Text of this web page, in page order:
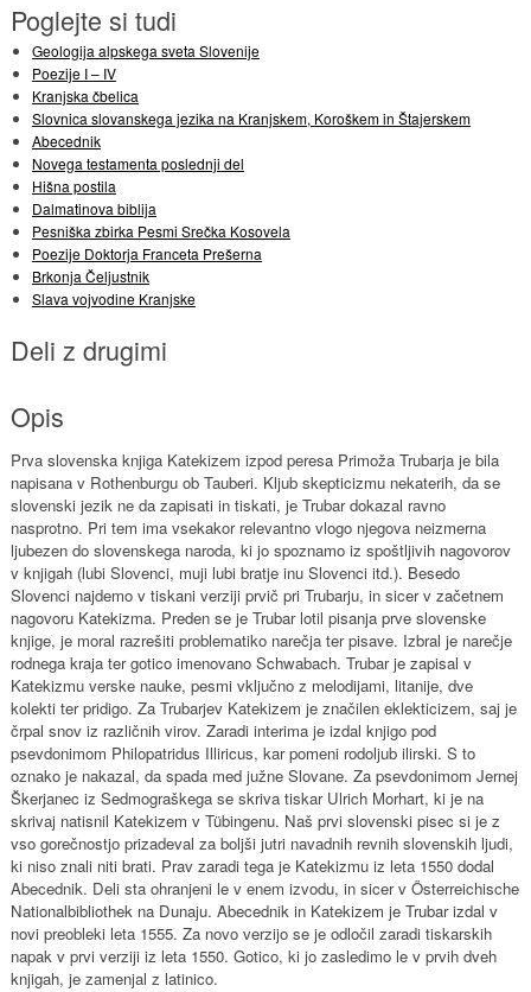
Poglejte si tudi
Geologija alpskega sveta Slovenije
Poezije I – IV
Kranjska čbelica
Slovnica slovanskega jezika na Kranjskem, Koroškem in Štajerskem
Abecednik
Novega testamenta poslednji del
Hišna postila
Dalmatinova biblija
Pesniška zbirka Pesmi Srečka Kosovela
Poezije Doktorja Franceta Prešerna
Brkonja Čeljustnik
Slava vojvodine Kranjske
Deli z drugimi
Opis
Prva slovenska knjiga Katekizem izpod peresa Primoža Trubarja je bila
napisana v Rothenburgu ob Tauberi. Kljub skepticizmu nekaterih, da se
slovenski jezik ne da zapisati in tiskati, je Trubar dokazal ravno
nasprotno. Pri tem ima vsekakor relevantno vlogo njegova neizmerna
ljubezen do slovenskega naroda, ki jo spoznamo iz spoštljivih nagovorov
v knjigah (lubi Slovenci, muji lubi bratje inu Slovenci itd.). Besedo
Slovenci najdemo v tiskani verziji prvič pri Trubarju, in sicer v začetnem
nagovoru Katekizma. Preden se je Trubar lotil pisanja prve slovenske
knjige, je moral razrešiti problematiko narečja ter pisave. Izbral je narečje
rodnega kraja ter gotico imenovano Schwabach. Trubar je zapisal v
Katekizmu verske nauke, pesmi vključno z melodijami, litanije, dve
kolekti ter pridigo. Za Trubarjev Katekizem je značilen eklekticizem, saj je
črpal snov iz različnih virov. Zaradi interima je izdal knjigo pod
psevdonimom Philopatridus Illiricus, kar pomeni rodoljub ilirski. S to
oznako je nakazal, da spada med južne Slovane. Za psevdonimom Jernej
Škerjanec iz Sedmograškega se skriva tiskar Ulrich Morhart, ki je na
skrivaj natisnil Katekizem v Tübingenu. Naš prvi slovenski pisec si je z
vso gorečnostjo prizadeval za boljši jutri navadnih revnih slovenskih ljudi,
ki niso znali niti brati. Prav zaradi tega je Katekizmu iz leta 1550 dodal
Abecednik. Deli sta ohranjeni le v enem izvodu, in sicer v Österreichische
Nationalbibliothek na Dunaju. Abecednik in Katekizem je Trubar izdal v
novi preobleki leta 1555. Za novo verzijo se je odločil zaradi tiskarskih
napak v prvi verziji iz leta 1550. Gotico, ki jo zasledimo le v prvih dveh
knjigah, je zamenjal z latinico.